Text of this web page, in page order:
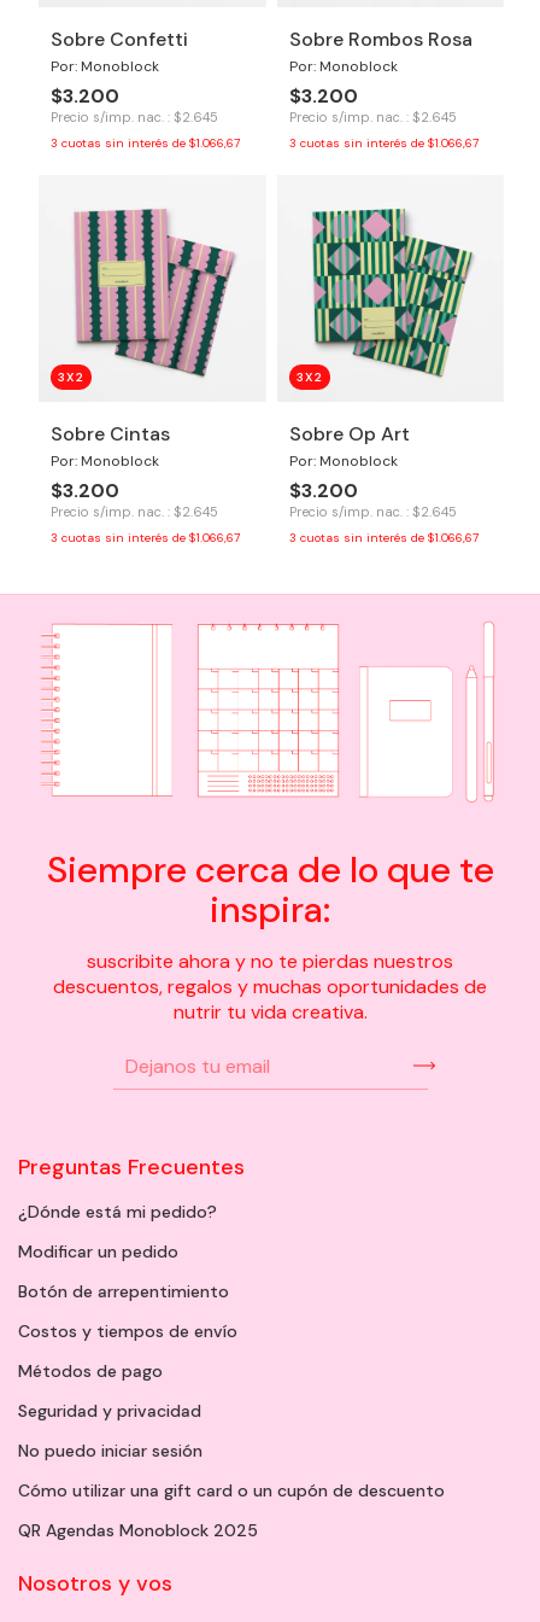
Sobre Confetti
Por: Monoblock
$3.200
Precio s/imp. nac. : $2.645
3 cuotas sin interés de $1.066,67
Sobre Rombos Rosa
Por: Monoblock
$3.200
Precio s/imp. nac. : $2.645
3 cuotas sin interés de $1.066,67
3X2
Sobre Cintas
Por: Monoblock
$3.200
Precio s/imp. nac. : $2.645
3 cuotas sin interés de $1.066,67
3X2
Sobre Op Art
Por: Monoblock
$3.200
Precio s/imp. nac. : $2.645
3 cuotas sin interés de $1.066,67
Siempre cerca de lo que te
inspira:
suscribite ahora y no te pierdas nuestros
descuentos, regalos y muchas oportunidades de
nutrir tu vida creativa.
Preguntas Frecuentes
¿Dónde está mi pedido?
Modificar un pedido
Botón de arrepentimiento
Costos y tiempos de envío
Métodos de pago
Seguridad y privacidad
No puedo iniciar sesión
Cómo utilizar una gift card o un cupón de descuento
QR Agendas Monoblock 2025
Nosotros y vos